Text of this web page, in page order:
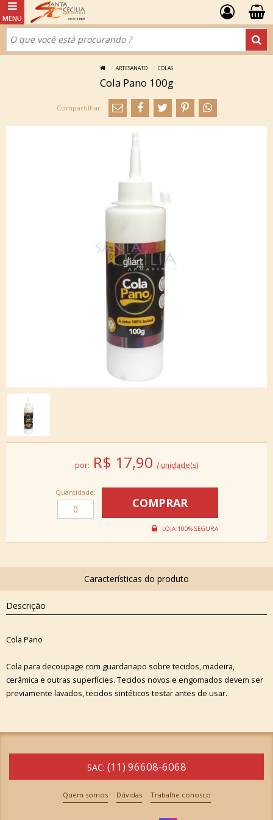
ARTESANATO COLAS
Cola Pano 100g
por: R$ 17,90 / unidade(s)
Quantidade:
Descrição
Cola Pano
Cola para decoupage com guardanapo sobre tecidos, madeira,
cerâmica e outras superfícies. Tecidos novos e engomados devem ser
previamente lavados, tecidos sintéticos testar antes de usar.
SAC: (11) 96608-6068
Quem somos Dúvidas Trabalhe conosco